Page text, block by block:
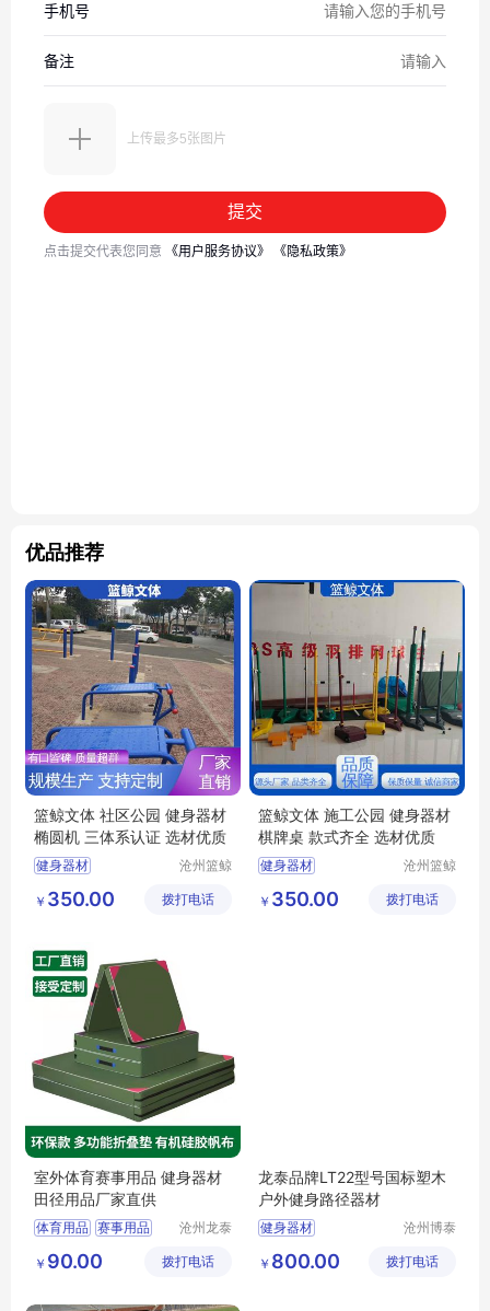
优品推荐
篮鲸文体 社区公园 健身器材
椭圆机 三体系认证 选材优质
健身器材
运动器材厂 椭圆机
沧州篮鲸
设备厂
￥ 350.00 拨打电话
篮鲸文体 施工公园 健身器材
棋牌桌 款式齐全 选材优质
健身器材
组合运动器材
健骑机
沧州篮鲸
设备厂
￥ 350.00 拨打电话
室外体育赛事用品 健身器材
田径用品厂家直供
体育用品 赛事用品
垫子作用
沧州龙泰
有限公司
￥ 90.00 拨打电话
龙泰品牌LT22型号国标塑木
户外健身路径器材
健身器材
沧州博泰
有限公司
￥ 800.00 拨打电话